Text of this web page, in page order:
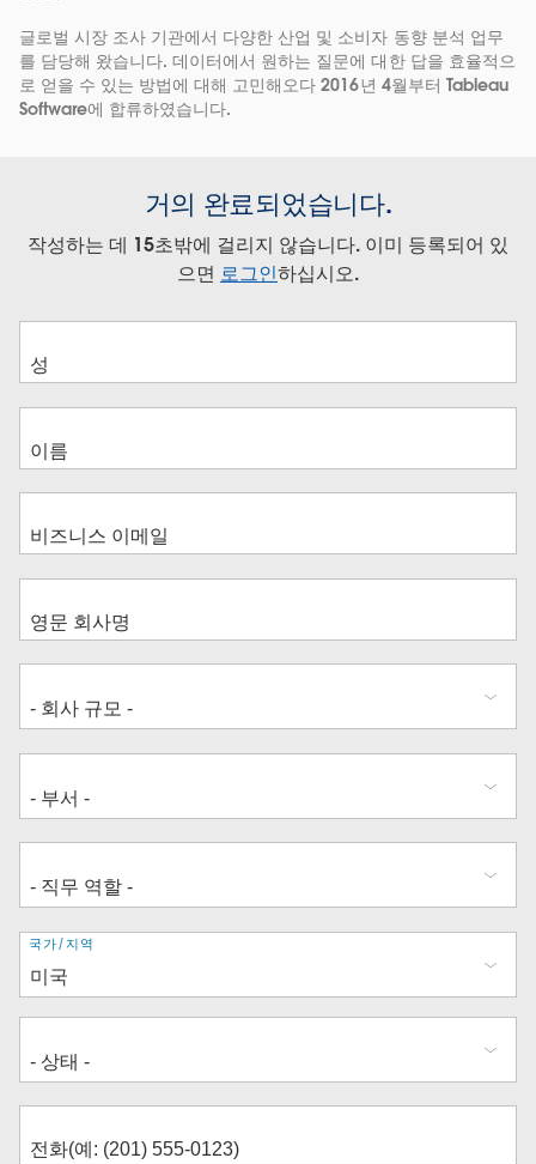
글로벌 시장 조사 기관에서 다양한 산업 및 소비자 동향 분석 업무
를 담당해 왔습니다. 데이터에서 원하는 질문에 대한 답을 효율적으
로 얻을 수 있는 방법에 대해 고민해오다 2016년 4월부터 Tableau
Software에 합류하였습니다.
거의 완료되었습니다.
작성하는 데 15초밖에 걸리지 않습니다. 이미 등록되어 있
으면 로그인하십시오.
주
소
국가/지역